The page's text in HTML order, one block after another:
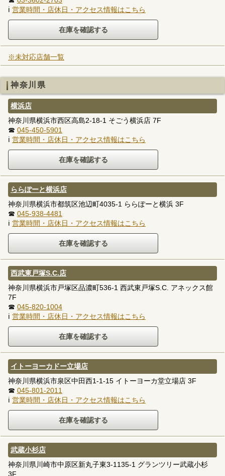
ℹ 営業時間・店休日・アクセス情報はこちら
※未対応店舗一覧
神奈川県
横浜店
神奈川県横浜市西区高島2-18-1 そごう横浜店 7F
☎ 045-450-5901
ℹ 営業時間・店休日・アクセス情報はこちら
ららぽーと横浜店
神奈川県横浜市都筑区池辺町4035-1 ららぽーと横浜 3F
☎ 045-938-4481
ℹ 営業時間・店休日・アクセス情報はこちら
西武東戸塚S.C.店
神奈川県横浜市戸塚区品濃町536-1 西武東戸塚S.C. アネックス館
7F
☎ 045-820-1004
ℹ 営業時間・店休日・アクセス情報はこちら
イトーヨーカドー立場店
神奈川県横浜市泉区中田西1-1-15 イトーヨーカ堂立場店 3F
☎ 045-801-2011
ℹ 営業時間・店休日・アクセス情報はこちら
武蔵小杉店
神奈川県川崎市中原区新丸子東3-1135-1 グランツリー武蔵小杉
3F